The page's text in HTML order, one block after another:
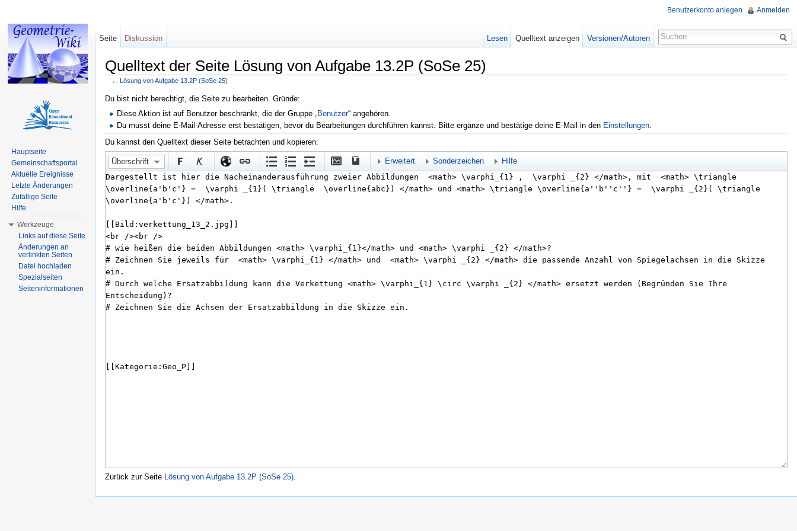
Quelltext der Seite Lösung von Aufgabe 13.2P (SoSe 25)
← Lösung von Aufgabe 13.2P (SoSe 25)
Du bist nicht berechtigt, die Seite zu bearbeiten. Gründe:
Diese Aktion ist auf Benutzer beschränkt, die der Gruppe „
Benutzer“ angehören.
Du musst deine E-Mail-Adresse erst bestätigen, bevor du Bearbeitungen durchführen kannst. Bitte ergänze und bestätige deine E-Mail in den Einstellungen.
Du kannst den Quelltext dieser Seite betrachten und kopieren:
Überschrift Erweitert Sonderzeichen Hilfe
Zurück zur Seite Lösung von Aufgabe 13.2P (SoSe 25).
Benutzerkonto anlegen Anmelden
Seite Diskussion Lesen Quelltext anzeigen Versionen/Autoren
Hauptseite
Gemeinschaftsportal
Aktuelle Ereignisse
Letzte Änderungen
Zufällige Seite
Hilfe
Werkzeuge
Links auf diese Seite
Änderungen an
verlinkten Seiten
Datei hochladen
Spezialseiten
Seiteninformationen